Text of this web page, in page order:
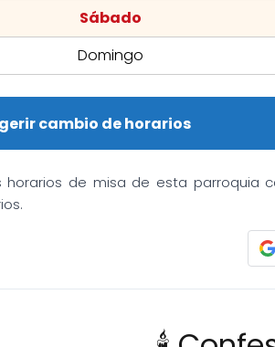
Sábado
Domingo
cambio de horarios
horarios de misa de esta parroquia